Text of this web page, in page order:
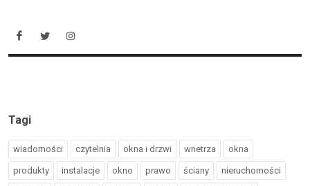
Tagi
wiadomości czytelnia okna i drzwi wnetrza okna
produkty instalacje okno prawo ściany nieruchomości